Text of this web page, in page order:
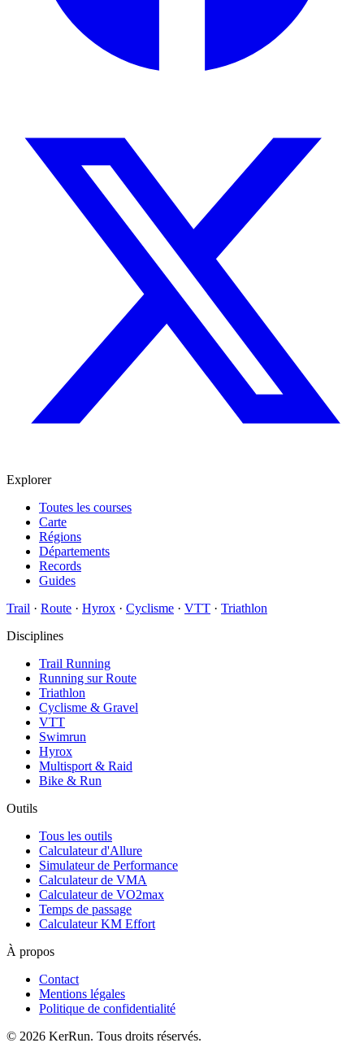
Explorer
Toutes les courses
Carte
Régions
Départements
Records
Guides
Trail · Route · Hyrox · Cyclisme · VTT · Triathlon
Disciplines
Trail Running
Running sur Route
Triathlon
Cyclisme & Gravel
VTT
Swimrun
Hyrox
Multisport & Raid
Bike & Run
Outils
Tous les outils
Calculateur d'Allure
Simulateur de Performance
Calculateur de VMA
Calculateur de VO2max
Temps de passage
Calculateur KM Effort
À propos
Contact
Mentions légales
Politique de confidentialité
© 2026 KerRun. Tous droits réservés.